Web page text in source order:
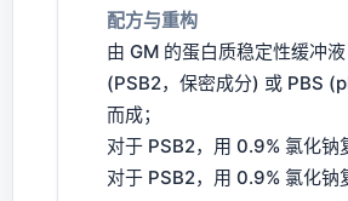
配方与重构
由 GM 的蛋白质稳定性缓冲
(PSB2，保密成分) 或 PBS
而成；
对于 PSB2，用 0.9% 氯化钠
对于 PSB2，用 0.9% 氯化钠